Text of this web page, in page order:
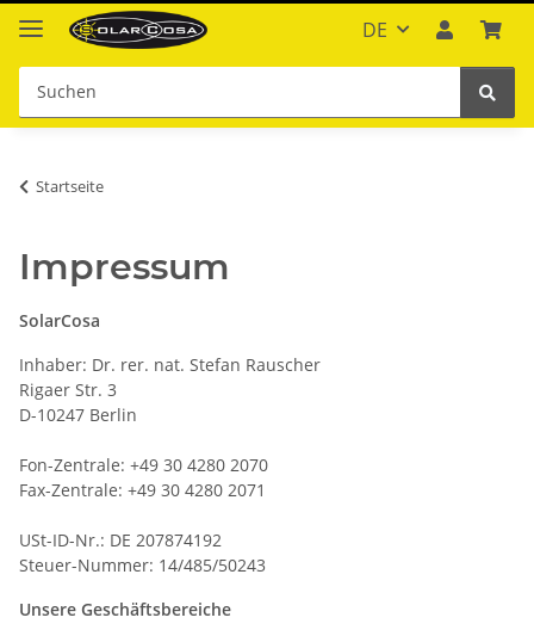
DE
Startseite
Impressum
SolarCosa
Inhaber: Dr. rer. nat. Stefan Rauscher
Rigaer Str. 3
D-10247 Berlin
Fon-Zentrale: +49 30 4280 2070
Fax-Zentrale: +49 30 4280 2071
USt-ID-Nr.: DE 207874192
Steuer-Nummer: 14/485/50243
Unsere Geschäftsbereiche